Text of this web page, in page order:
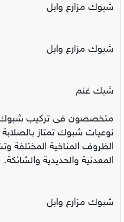
شبوك مزارع وابل
شبوك مزارع وابل
شبك غنم
متخصصون فى تركيب شبوك
نوعيات شبوك تمتاز
الظروف المناخية المختلفة
المعدنية والحديدية والشائكة.
شبوك مزارع وابل